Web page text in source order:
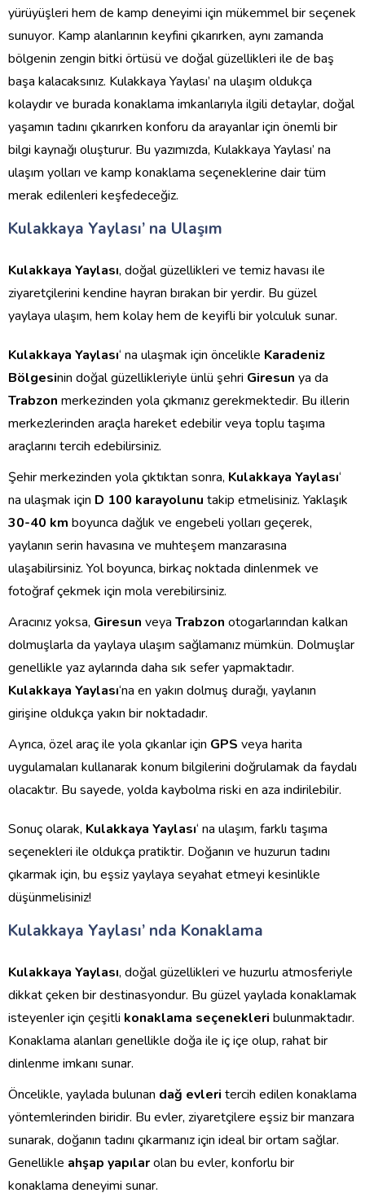
yürüyüşleri hem de kamp deneyimi için mükemmel bir seçenek
sunuyor. Kamp alanlarının keyfini çıkarırken, aynı zamanda
bölgenin zengin bitki örtüsü ve doğal güzellikleri ile de baş
başa kalacaksınız. Kulakkaya Yaylası’ na ulaşım oldukça
kolaydır ve burada konaklama imkanlarıyla ilgili detaylar, doğal
yaşamın tadını çıkarırken konforu da arayanlar için önemli bir
bilgi kaynağı oluşturur. Bu yazımızda, Kulakkaya Yaylası’ na
ulaşım yolları ve kamp konaklama seçeneklerine dair tüm
merak edilenleri keşfedeceğiz.
Kulakkaya Yaylası’ na Ulaşım
Kulakkaya Yaylası, doğal güzellikleri ve temiz havası ile
ziyaretçilerini kendine hayran bırakan bir yerdir. Bu güzel
yaylaya ulaşım, hem kolay hem de keyifli bir yolculuk sunar.
Kulakkaya Yaylası‘ na ulaşmak için öncelikle Karadeniz
Bölgesinin doğal güzellikleriyle ünlü şehri Giresun ya da
Trabzon merkezinden yola çıkmanız gerekmektedir. Bu illerin
merkezlerinden araçla hareket edebilir veya toplu taşıma
araçlarını tercih edebilirsiniz.
Şehir merkezinden yola çıktıktan sonra, Kulakkaya Yaylası‘
na ulaşmak için D 100 karayolunu takip etmelisiniz. Yaklaşık
30-40 km boyunca dağlık ve engebeli yolları geçerek,
yaylanın serin havasına ve muhteşem manzarasına
ulaşabilirsiniz. Yol boyunca, birkaç noktada dinlenmek ve
fotoğraf çekmek için mola verebilirsiniz.
Aracınız yoksa, Giresun veya Trabzon otogarlarından kalkan
dolmuşlarla da yaylaya ulaşım sağlamanız mümkün. Dolmuşlar
genellikle yaz aylarında daha sık sefer yapmaktadır.
Kulakkaya Yaylası‘na en yakın dolmuş durağı, yaylanın
girişine oldukça yakın bir noktadadır.
Ayrıca, özel araç ile yola çıkanlar için GPS veya harita
uygulamaları kullanarak konum bilgilerini doğrulamak da faydalı
olacaktır. Bu sayede, yolda kaybolma riski en aza indirilebilir.
Sonuç olarak, Kulakkaya Yaylası‘ na ulaşım, farklı taşıma
seçenekleri ile oldukça pratiktir. Doğanın ve huzurun tadını
çıkarmak için, bu eşsiz yaylaya seyahat etmeyi kesinlikle
düşünmelisiniz!
Kulakkaya Yaylası’ nda Konaklama
Kulakkaya Yaylası, doğal güzellikleri ve huzurlu atmosferiyle
dikkat çeken bir destinasyondur. Bu güzel yaylada konaklamak
isteyenler için çeşitli konaklama seçenekleri bulunmaktadır.
Konaklama alanları genellikle doğa ile iç içe olup, rahat bir
dinlenme imkanı sunar.
Öncelikle, yaylada bulunan dağ evleri tercih edilen konaklama
yöntemlerinden biridir. Bu evler, ziyaretçilere eşsiz bir manzara
sunarak, doğanın tadını çıkarmanız için ideal bir ortam sağlar.
Genellikle ahşap yapılarolan bu evler, konforlu bir
konaklama deneyimi sunar.